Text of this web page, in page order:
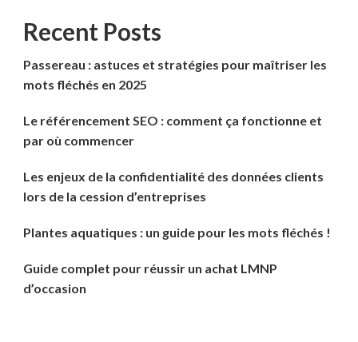
Recent Posts
Passereau : astuces et stratégies pour maîtriser les
mots fléchés en 2025
Le référencement SEO : comment ça fonctionne et
par où commencer
Les enjeux de la confidentialité des données clients
lors de la cession d’entreprises
Plantes aquatiques : un guide pour les mots fléchés !
Guide complet pour réussir un achat LMNP
d’occasion